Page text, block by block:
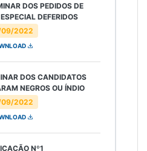
09/2022
DOS PEDIDOS DE
DEFERIDOS
09/2022
DOS CANDIDATOS
NEGROS OU ÍNDIO
Nº1